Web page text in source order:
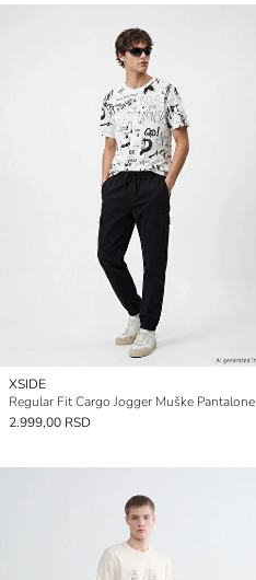
XSIDE
Regular Fit Cargo Jogger Muške Pantalone
2.999,00 RSD